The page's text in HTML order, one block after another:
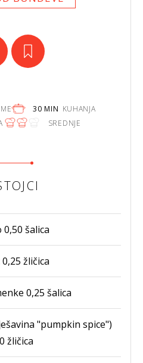
30 MIN KUHANJA
SREDNJE
šalica
žličica
0,25 šalica
"pumpkin spice")
žličica